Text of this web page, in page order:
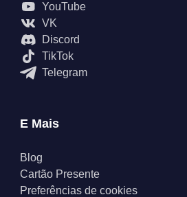
YouTube
VK
Discord
TikTok
Telegram
E Mais
Blog
Cartão Presente
Preferências de cookies